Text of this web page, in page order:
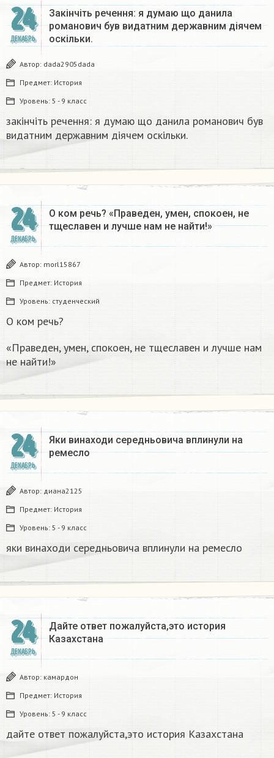
24
ДЕКАБРЬ
Закінчіть речення: я думаю що данила
романович був видатним державним діячем
оскільки.
Автор: dada2905dada
Предмет: История
Уровень: 5 - 9 класс
закінчіть речення: я думаю що данила романович був
видатним державним діячем оскільки.
24
ДЕКАБРЬ
О ком речь? «Праведен, умен, спокоен, не
тщеславен и лучше нам не найти!»
Автор: morl15867
Предмет: История
Уровень: студенческий
О ком речь?
«Праведен, умен, спокоен, не тщеславен и лучше нам
не найти!»
24
ДЕКАБРЬ
Яки винаходи середньовича вплинули на
ремесло
Автор: диана2125
Предмет: История
Уровень: 5 - 9 класс
яки винаходи середньовича вплинули на ремесло
24
ДЕКАБРЬ
Дайте ответ пожалуйста,это история
Казахстана
Автор: камардон
Предмет: История
Уровень: 5 - 9 класс
дайте ответ пожалуйста,это история Казахстана